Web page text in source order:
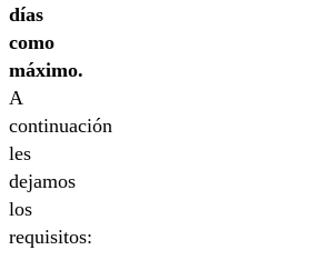
días
como
máximo.
A
continuación
les
dejamos
los
requisitos: